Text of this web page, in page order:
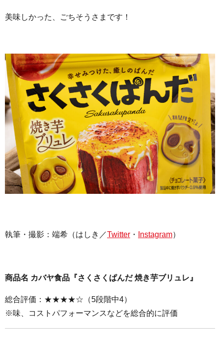
美味しかった、ごちそうさまです！
執筆・撮影： 端希（はしき／Twitter ・ Instagram）
商品名 カバヤ食品『さくさくぱんだ 焼き芋ブリュレ』
総合評価：★★★★☆（5段階中4）
※味、コストパフォーマンスなどを総合的に評価